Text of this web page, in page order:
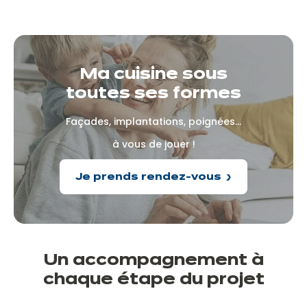
Ma cuisine sous
toutes ses formes
Façades, implantations, poignées...
à vous de jouer !
Je prends rendez-vous
Un accompagnement à
chaque étape du projet